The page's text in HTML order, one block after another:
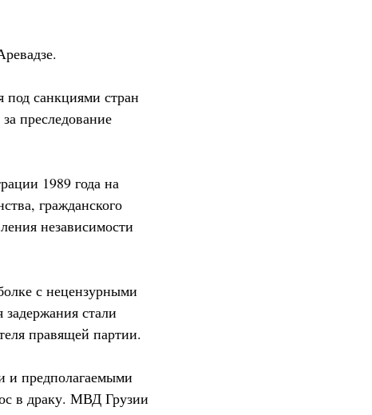
под санкциями стран
преследование
1989 года на
гражданского
независимости
с нецензурными
стали
правящей партии.
и предполагаемыми
в драку. МВД Грузии